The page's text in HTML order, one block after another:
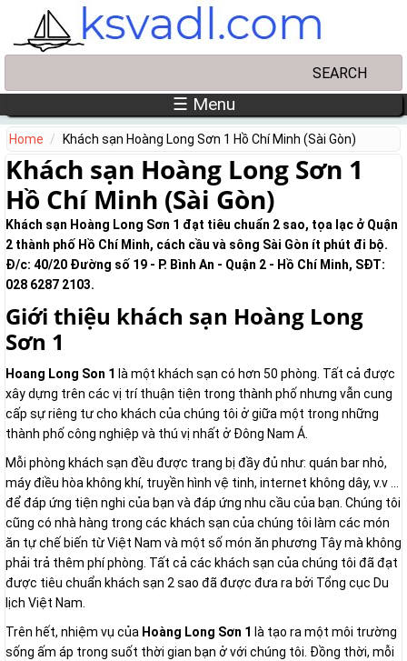
Skip to main content
☰ Menu
Home Khách sạn Hoàng Long Sơn 1 Hồ Chí Minh (Sài Gòn)
Khách sạn Hoàng Long Sơn 1
Hồ Chí Minh (Sài Gòn)
Khách sạn Hoàng Long Sơn 1 đạt tiêu chuẩn 2 sao, tọa lạc ở Quận
2 thành phố Hồ Chí Minh, cách cầu và sông Sài Gòn ít phút đi bộ.
Đ/c: 40/20 Đường số 19 - P. Bình An - Quận 2 - Hồ Chí Minh, SĐT:
028 6287 2103.
Giới thiệu khách sạn Hoàng Long
Sơn 1
Hoang Long Son 1 là một khách sạn có hơn 50 phòng. Tất cả được
xây dựng trên các vị trí thuận tiện trong thành phố nhưng vẫn cung
cấp sự riêng tư cho khách của chúng tôi ở giữa một trong những
thành phố công nghiệp và thú vị nhất ở Đông Nam Á.
Mỗi phòng khách sạn đều được trang bị đầy đủ như: quán bar nhỏ,
máy điều hòa không khí, truyền hình vệ tinh, internet không dây, v.v ...
để đáp ứng tiện nghi của bạn và đáp ứng nhu cầu của bạn. Chúng tôi
cũng có nhà hàng trong các khách sạn của chúng tôi làm các món
ăn tự chế biến từ Việt Nam và một số món ăn phương Tây mà không
phải trả thêm phí phòng. Tất cả các khách sạn của chúng tôi đã đạt
được tiêu chuẩn khách sạn 2 sao đã được đưa ra bởi Tổng cục Du
lịch Việt Nam.
Trên hết, nhiệm vụ của Hoàng Long Sơn 1 là tạo ra một môi trường
sống ấm áp trong suốt thời gian bạn ở với chúng tôi. Đồng thời, mỗi